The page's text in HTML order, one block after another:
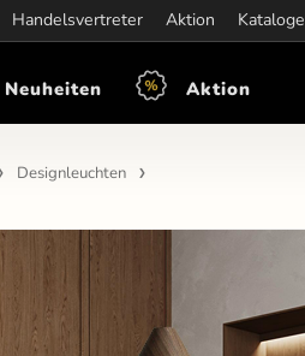
Handelsvertreter Aktion Kataloge
Öffnungszeiten:Mon-Fre: 7:30 - 15:30
Neuheiten Aktion
Designleuchten